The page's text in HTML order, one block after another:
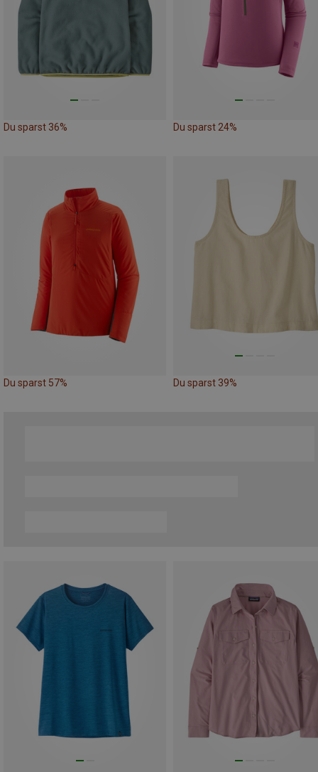
Du sparst 36% Du sparst 24%
Du sparst 57% Du sparst 39%